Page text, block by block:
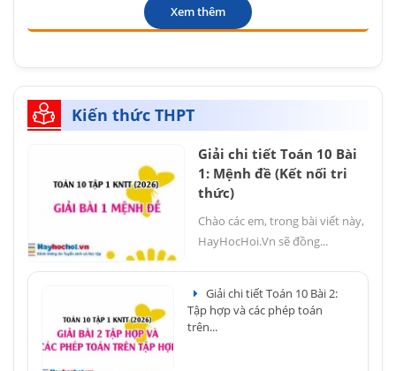
Xem thêm
Kiến thức THPT
Giải chi tiết Toán 10 Bài
1: Mệnh đề (Kết nối tri
thức)
Chào các em, trong bài viết này,
HayHocHoi.Vn sẽ đồng...
Giải chi tiết Toán 10 Bài 2:
Tập hợp và các phép toán
trên...